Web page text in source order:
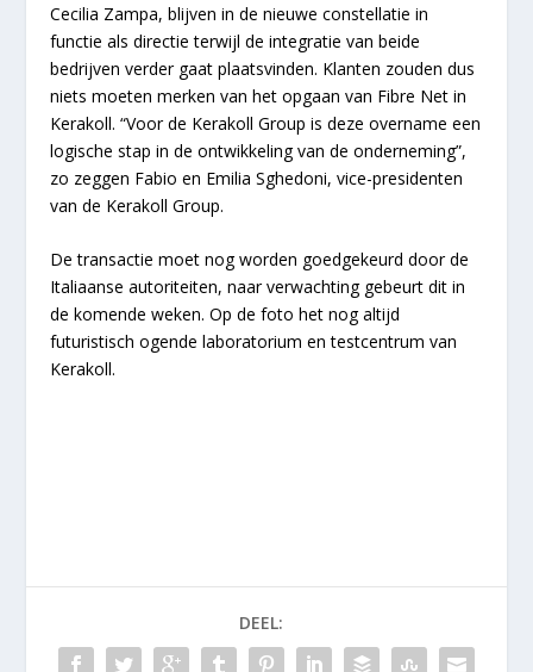
Cecilia Zampa, blijven in de nieuwe constellatie in
functie als directie terwijl de integratie van beide
bedrijven verder gaat plaatsvinden. Klanten zouden dus
niets moeten merken van het opgaan van Fibre Net in
Kerakoll. “Voor de Kerakoll Group is deze overname een
logische stap in de ontwikkeling van de onderneming”,
zo zeggen Fabio en Emilia Sghedoni, vice-presidenten
van de Kerakoll Group.
De transactie moet nog worden goedgekeurd door de
Italiaanse autoriteiten, naar verwachting gebeurt dit in
de komende weken. Op de foto het nog altijd
futuristisch ogende laboratorium en testcentrum van
Kerakoll.
DEEL: